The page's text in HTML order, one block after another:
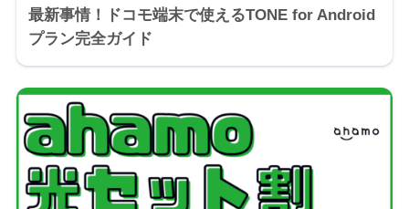
最新事情！ドコモ端末で使えるTONE for Android
プラン完全ガイド